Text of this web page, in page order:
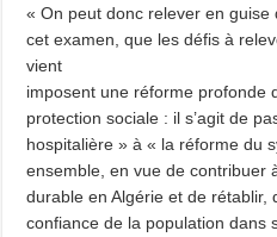
« On peut donc relever en
cet examen, que les défis à
vient
imposent une réforme profonde
protection sociale : il s’agit de
hospitalière » à « la réforme du
ensemble, en vue de contribuer
durable en Algérie et de rétablir,
confiance de la population dans